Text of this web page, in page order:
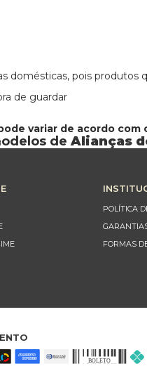
domésticas, pois produtos
de guardar
variar de acordo com
deAlianças
POLÍTICA
FORMAS